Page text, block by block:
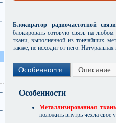
Блокиратор радиочастотной
блокировать сотовую связь на любом
ткани, выполненной из тончайших
также, не исходит от него.
Особенности Описание
Особенности
Металлизированная
положить внутрь чехла свое